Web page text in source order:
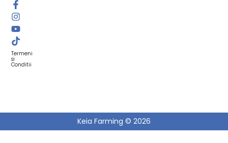
Termeni
si
Conditii
Keia Farming © 2026